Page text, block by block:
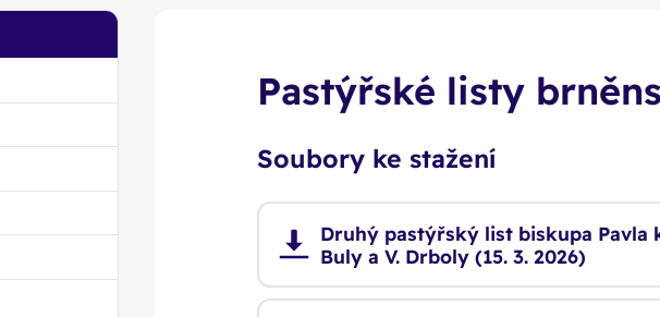
Pastýřské listy
Soubory ke stažení
Druhý pastýřský list biskupa Pavla
Buly a V. Drboly (15. 3. 2026)